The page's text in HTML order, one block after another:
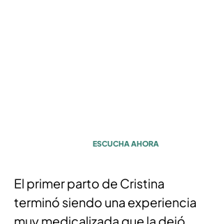
ESCUCHA AHORA
El primer parto de Cristina
terminó siendo una experiencia